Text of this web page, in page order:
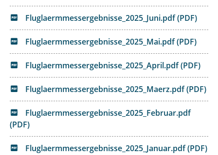
Fluglaermmessergebnisse_2025_Juni.pdf (PDF)
Fluglaermmessergebnisse_2025_Mai.pdf (PDF)
Fluglaermmessergebnisse_2025_April.pdf (PDF)
Fluglaermmessergebnisse_2025_Maerz.pdf (PDF)
Fluglaermmessergebnisse_2025_Februar.pdf
(PDF)
Fluglaermmessergebnisse_2025_Januar.pdf (PDF)